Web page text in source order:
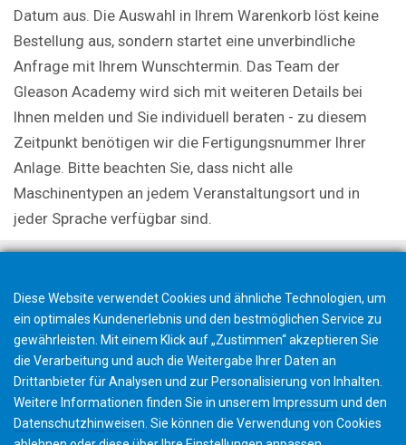
Datum aus. Die Auswahl in Ihrem Warenkorb löst keine
Bestellung aus, sondern startet eine unverbindliche
Anfrage mit Ihrem Wunschtermin. Das Team der
Gleason Academy wird sich mit weiteren Details bei
Ihnen melden und Sie individuell beraten - zu diesem
Zeitpunkt benötigen wir die Fertigungsnummer Ihrer
Anlage. Bitte beachten Sie, dass nicht alle
Maschinentypen an jedem Veranstaltungsort und in
jeder Sprache verfügbar sind.
Diese Website verwendet Cookies und ähnliche Technologien, um
ein optimales Kundenerlebnis und den bestmöglichen Service zu
gewährleisten. Mit einem Klick auf „Zustimmen“ akzeptieren Sie
die Verarbeitung und auch die Weitergabe Ihrer Daten an
Drittanbieter für Analysen und zur Personalisierung von Inhalten.
Weitere Informationen finden Sie in unserem Impressum und den
Datenschutzhinweisen . Sie können die Verwendung von Cookies